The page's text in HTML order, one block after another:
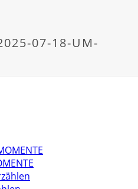
07-18-UM-